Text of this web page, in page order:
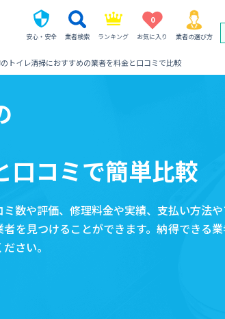
安心・安全 業者検索 ランキング
0
お気に入り 業者の選び方
トイレ清掃におすすめの業者を料金と口コミで比較
口コミで簡単比較
数や評価、修理料金や実績、支払い方法
を見つけることができます。納得できる
さい。